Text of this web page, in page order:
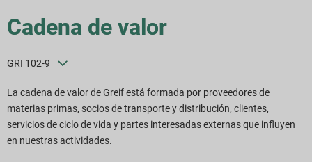
Cadena de valor
GRI 102-9
La cadena de valor de Greif está formada por proveedores de
materias primas, socios de transporte y distribución, clientes,
servicios de ciclo de vida y partes interesadas externas que influyen
en nuestras actividades.